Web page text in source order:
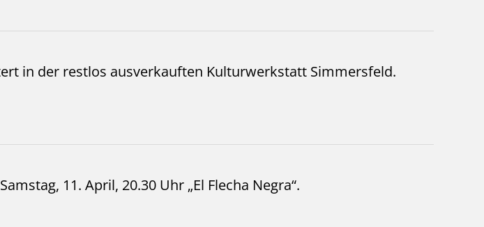
in der restlos ausverkauften Kulturwerkstatt Simmersfeld.
11. April, 20.30 Uhr „El Flecha Negra“.